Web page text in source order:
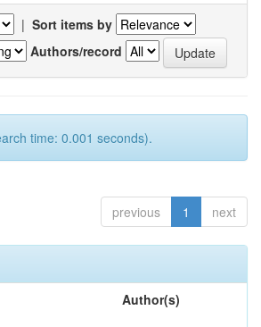
| Sort items by
Authors/record
time: 0.001 seconds).
previous 1 next
Author(s)